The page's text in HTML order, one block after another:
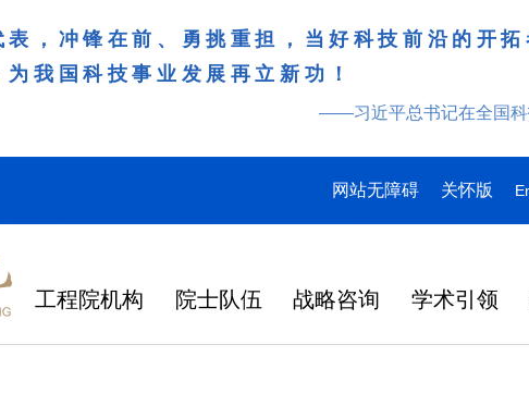
，冲锋在前、勇挑重担，当好科技前沿的开
我国科技事业发展再立新功！
——习近平总书记在全国科
网站无障碍 关怀版
工程院机构 院士队伍 战略咨询 学术引领